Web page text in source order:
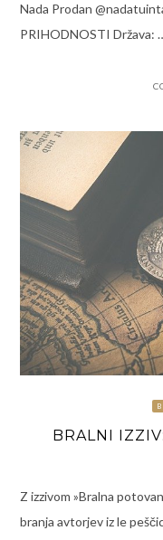
Nada Prodan
PRIHODNOSTI Država:
BRALNI
Z izzivom »Bralna
branja avtorjev iz le